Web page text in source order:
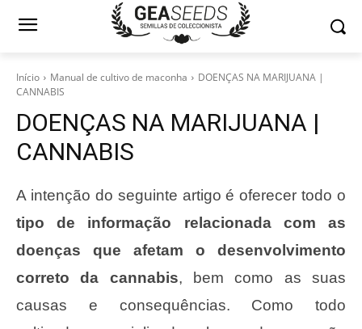
Início Manual de cultivo de maconha
DOENÇAS NA MARIJUANA |
CANNABIS
DOENÇAS NA MARIJUANA |
CANNABIS
A intenção do seguinte artigo é oferecer todo o
tipo de informação relacionada com as
doenças que afetam o desenvolvimento
correto da cannabis, bem como as suas
causas e consequências. Como todo